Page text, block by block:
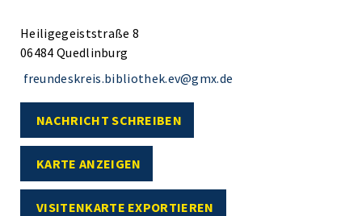
Heiligegeiststraße 8
06484 Quedlinburg
freundeskreis.bibliothek.ev@gmx.de
NACHRICHT SCHREIBEN
KARTE ANZEIGEN
VISITENKARTE EXPORTIEREN